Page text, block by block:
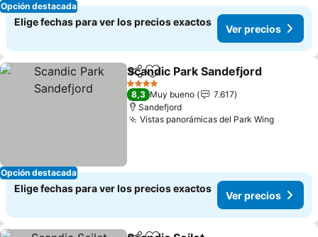
Opción destacada
Elige fechas para ver los precios exactos
Ver precios
Opción destacada
CompartirAgregar a favoritos
Scandic Park Sandefjord
4 Estrellas
8,3 Muy bueno
7.617
Sandefjord
Vistas panorámicas del Park Wing
Elige fechas para ver los precios exactos
Ver precios